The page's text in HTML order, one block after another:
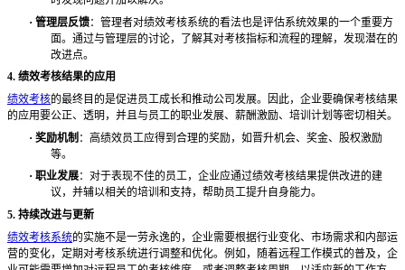
· 管理层反馈：管理者对绩效考核系统的看法也是评估系统效果的一个重要方
面。通过与管理层的讨论，了解其对考核指标和流程的理解，发现潜在的
改进点。
4. 绩效考核结果的应用
绩效考核的最终目的是促进员工成长和推动公司发展。因此，企业要确保考核结果
的应用要公正、透明，并且与员工的职业发展、薪酬激励、培训计划等密切相关。
· 奖励机制 ：高绩效员工应得到合理的奖励，如晋升机会、奖金、股权激励
等。
· 职业发展：对于表现不佳的员工，企业应通过绩效考核结果提供改进的建
议，并辅以相关的培训和支持，帮助员工提升自身能力。
5. 持续改进与更新
绩效考核系统的实施不是一劳永逸的，企业需要根据行业变化、市场需求和内部运
营的变化，定期对考核系统进行调整和优化。例如，随着远程工作模式的普及，企